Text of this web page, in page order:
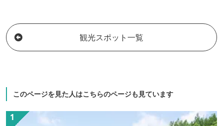
僧」を意味する一方、｢ZEN（禅）」と｢EN
SO（円窓、円相）」を組み合わせ創られま
供したい、そんなコンセプトでスタート...
観光スポット一覧
このページを見た人はこちらのページも見ています